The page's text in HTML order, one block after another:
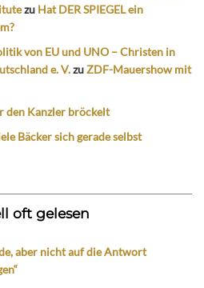
zu Hat DER SPIEGEL ein
von EU und UNO – Christen in
e. V.zuZDF-Mauershow mit
den Kanzler bröckelt
Bäcker sich gerade selbst
oft gelesen
aber nicht auf die Antwort